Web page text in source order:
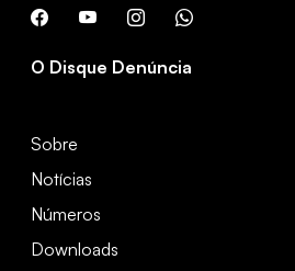
O Disque Denúncia
Sobre
Notícias
Números
Downloads